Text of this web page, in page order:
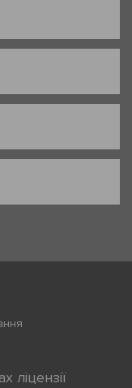
ліцензії